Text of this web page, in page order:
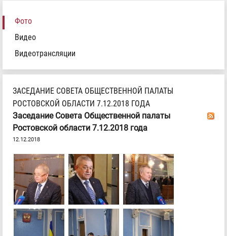
Фото
Видео
Видеотрансляции
ЗАСЕДАНИЕ СОВЕТА ОБЩЕСТВЕННОЙ ПАЛАТЫ
РОСТОВСКОЙ ОБЛАСТИ 7.12.2018 ГОДА
Заседание Совета Общественной палаты
Ростовской области 7.12.2018 года
12.12.2018